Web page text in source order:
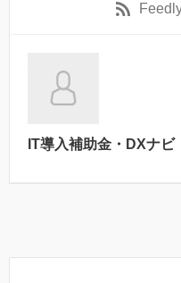
IT導入補助金・DXナビ